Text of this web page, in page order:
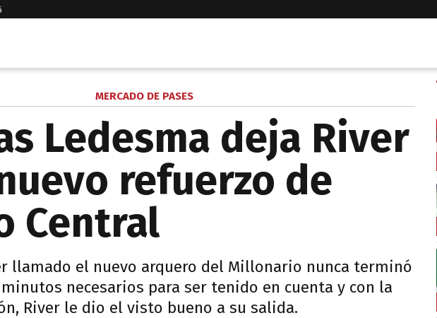
MERCADO DE PASES
Ledesma deja River
refuerzo de
Central
llamado el nuevo arquero del Millonario nunca terminó
necesarios para ser tenido en cuenta y con la
River le dio el visto bueno a su salida.